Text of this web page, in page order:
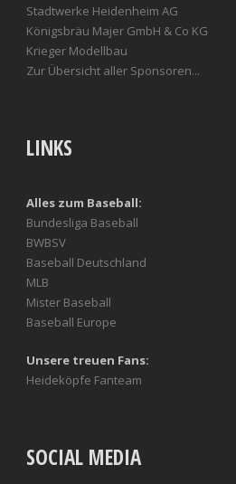
Stadtwerke Heidenheim AG
Königsbräu Majer GmbH & Co KG
Krieger Modellbau
Zur Übersicht aller Sponsoren...
LINKS
Alles zum Baseball:
Bundesliga Baseball
BWBSV
Baseball Deutschland
MLB
Mister Baseball
Baseball Europe
Unsere treuen Fans:
Heideköpfe Fanteam
SOCIAL MEDIA